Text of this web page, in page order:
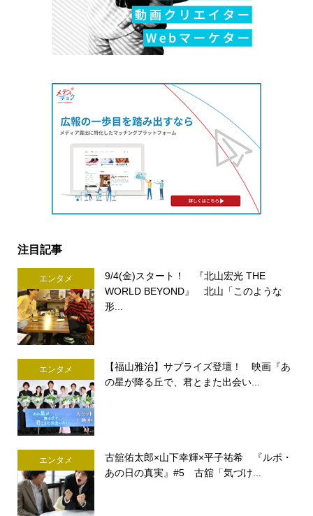
注目記事
エンタメ
9/4(金)スタート！ 『北山宏光 THE
WORLD BEYOND』 北山「このような
形...
エンタメ
【福山雅治】サプライズ登壇！ 映画『あ
の星が降る丘で、君とまた出会い...
エンタメ
古舘佑太郎×山下幸輝×平子祐希 『ルポ・
あの日の真実』#5 古舘「気づけ...